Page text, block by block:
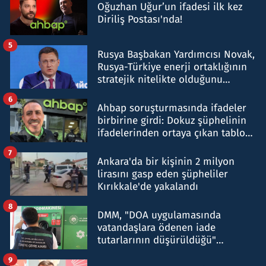
Oğuzhan Uğur’un ifadesi ilk kez
Diriliş Postası'nda!
Rusya Başbakan Yardımcısı Novak,
Rusya-Türkiye enerji ortaklığının
stratejik nitelikte olduğunu
5
Ahbap soruşturmasında ifadeler
birbirine girdi: Dokuz şüphelinin
ifadelerinden ortaya çıkan tablo
6
Ankara'da bir kişinin 2 milyon
lirasını gasp eden şüpheliler
Kırıkkale'de yakalandı
7
DMM, "DOA uygulamasında
vatandaşlara ödenen iade
tutarlarının düşürüldüğü"
8
9